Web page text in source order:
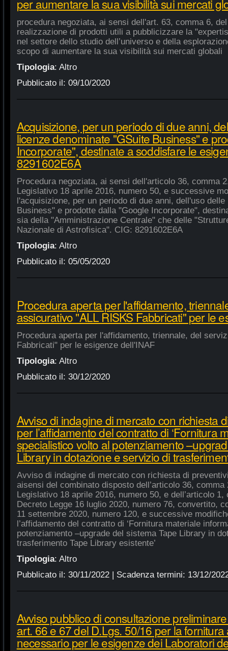
per aumentare la sua visibilità sui mercati
procedura negoziata, ai sensi dell'art. 63, comma 6,
realizzazione di prodotti utili a pubblicizzare la
nel settore dello studio dell’universo e della
scopo di aumentare la sua visibilità sui mercati globali
Tipologia: Altro
Pubblicato il: 09/10/2020
Acquisizione, per un periodo di due anni,
licenze denominate "GSuite Business" e
Incorporate", destinate a soddisfare le
8291602E6A
Procedura negoziata, ai sensi dell'articolo 36, comma
Legislativo 18 aprile 2016, numero 50, e successive
l'acquisizione, per un periodo di due anni, dell'uso
Business" e prodotte dalla "Google Incorporate",
sia della "Amministrazione Centrale" che delle
Nazionale di Astrofisica". CIG: 8291602E6A
Tipologia: Altro
Pubblicato il: 05/05/2020
Procedura aperta per l'affidamento,
assicurativo "ALL RISKS Fabbricati" per le
Procedura aperta per l'affidamento, triennale, del
Fabbricati" per le esigenze dell'INAF
Tipologia: Altro
Pubblicato il: 30/12/2020
Avviso di indagine di mercato con richiesta
per l’affidamento del contratto di ‘Fornitura
specialistico volto al potenziamento
Library in dotazione e servizio di
Avviso di indagine di mercato con richiesta di
aisensi del combinato disposto dell’articolo 36,
Legislativo 18 aprile 2016, numero 50, e dell’articolo
Decreto Legge 16 luglio 2020, numero 76, convertito,
11 settembre 2020, numero 120, e successive
l’affidamento del contratto di ‘Fornitura materiale
potenziamento –upgrade del sistema Tape Library in
trasferimento Tape Library esistente’
Tipologia: Altro
Pubblicato il: 30/11/2022| Scadenza termini: 13/12/
Avviso pubblico di consultazione
art. 66 e 67 del D.Lgs. 50/16 per la
necessario per le esigenze dei Laboratori